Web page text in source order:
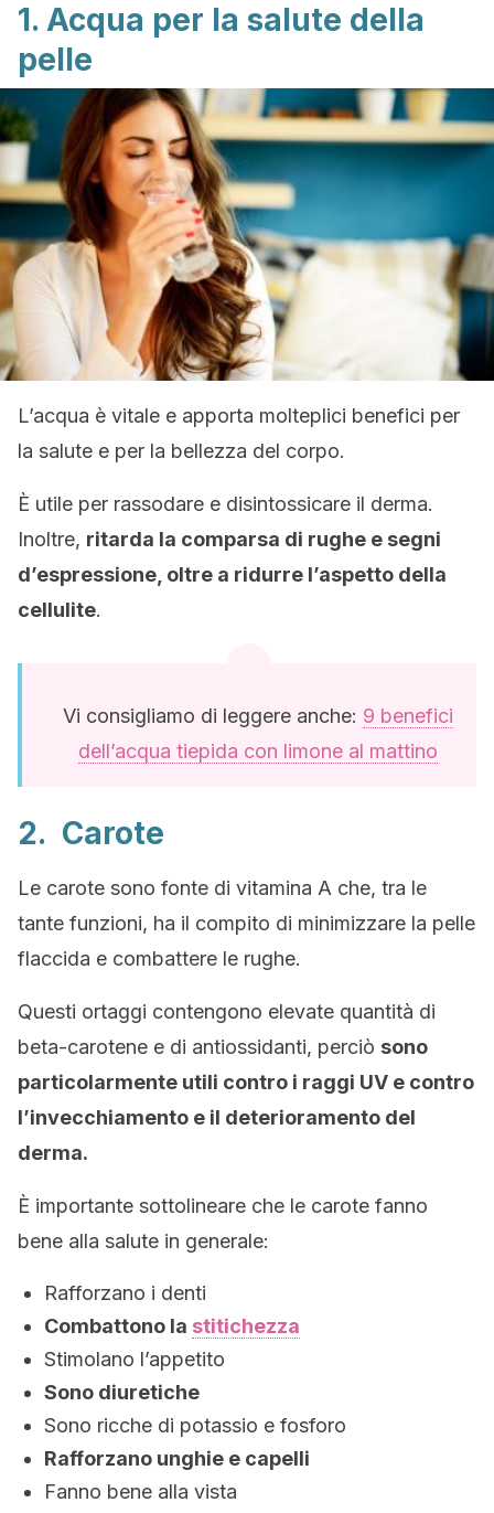
1. Acqua per la salute della
pelle
L’acqua è vitale e apporta molteplici benefici per
la salute e per la bellezza del corpo.
È utile per rassodare e disintossicare il derma.
Inoltre, ritarda la comparsa di rughe e segni
d’espressione, oltre a ridurre l’aspetto della
cellulite.
Vi consigliamo di leggere anche: 9 benefici
dell’acqua tiepida con limone al mattino
2. Carote
Le carote sono fonte di vitamina A che, tra le
tante funzioni, ha il compito di minimizzare la pelle
flaccida e combattere le rughe.
Questi ortaggi contengono elevate quantità di
beta-carotene e di antiossidanti, perciò sono
particolarmente utili contro i raggi UV e contro
l’invecchiamento e il deterioramento del
derma.
È importante sottolineare che le carote fanno
bene alla salute in generale:
Rafforzano i denti
Combattono la stitichezza
Stimolano l’appetito
Sono diuretiche
Sono ricche di potassio e fosforo
Rafforzano unghie e capelli
Fanno bene alla vista